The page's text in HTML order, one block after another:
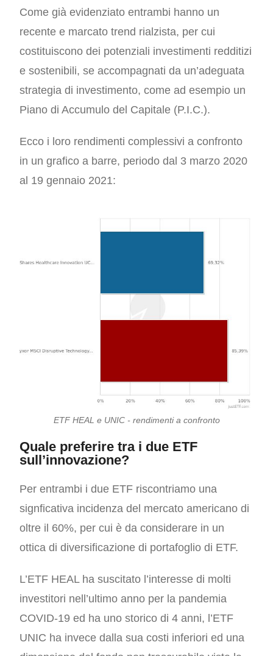
Come già evidenziato entrambi hanno un
recente e marcato trend rialzista, per cui
costituiscono dei potenziali investimenti redditizi
e sostenibili, se accompagnati da un’adeguata
strategia di investimento, come ad esempio un
Piano di Accumulo del Capitale (P.I.C.).
Ecco i loro rendimenti complessivi a confronto
in un grafico a barre, periodo dal 3 marzo 2020
al 19 gennaio 2021:
ETF HEAL e UNIC - rendimenti a confronto
Quale preferire tra i due ETF
sull’innovazione?
Per entrambi i due ETF riscontriamo una
signficativa incidenza del mercato americano di
oltre il 60%, per cui è da considerare in un
ottica di diversificazione di portafoglio di ETF.
L’ETF HEAL ha suscitato l’interesse di molti
investitori nell’ultimo anno per la pandemia
COVID-19 ed ha uno storico di 4 anni, l’ETF
UNIC ha invece dalla sua costi inferiori ed una